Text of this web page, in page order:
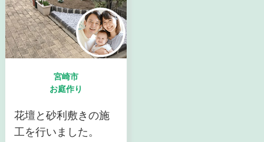
宮崎市
お庭作り
花壇と砂利敷きの施
工を行いました。